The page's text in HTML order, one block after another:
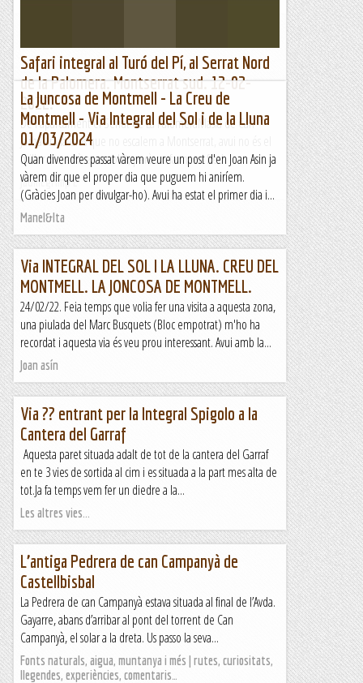
Safari integral al Turó del Pí, al Serrat Nord
de la Palomera. Montserrat sud. 12-02-
2022.
De l'aparcament el Serrat de La PalomeraMasia de Can
Jorba.Ara fa dies que no escalem a Montserrat, avui no és el
millor dia, està ennuvolat, però no fa massa fred. ...
Jaumegrimp 2
La Juncosa de Montmell - La Creu de
Montmell - Via Integral del Sol i de la Lluna
01/03/2024
Quan divendres passat vàrem veure un post d'en Joan Asin ja
vàrem dir que el proper dia que puguem hi aniríem.
(Gràcies Joan per divulgar-ho). Avui ha estat el primer dia i...
Manel&Ita
Via INTEGRAL DEL SOL I LA LLUNA. CREU DEL
MONTMELL. LA JONCOSA DE MONTMELL.
24/02/22. Feia temps que volia fer una visita a aquesta zona,
una piulada del Marc Busquets (Bloc empotrat) m'ho ha
recordat i aquesta via és veu prou interessant. Avui amb la...
Joan asín
Via ?? entrant per la Integral Spigolo a la
Cantera del Garraf
Aquesta paret situada adalt de tot de la cantera del Garraf
en te 3 vies de sortida al cim i es situada a la part mes alta de
tot.Ja fa temps vem fer un diedre a la...
Les altres vies...
L’antiga Pedrera de can Campanyà de
Castellbisbal
La Pedrera de can Campanyà estava situada al final de l’Avda.
Gayarre, abans d’arribar al pont del torrent de Can
Campanyà, el solar a la dreta. Us passo la seva...
Fonts naturals, aigua, muntanya i més | rutes, curiositats,
llegendes, experiències, comentaris…